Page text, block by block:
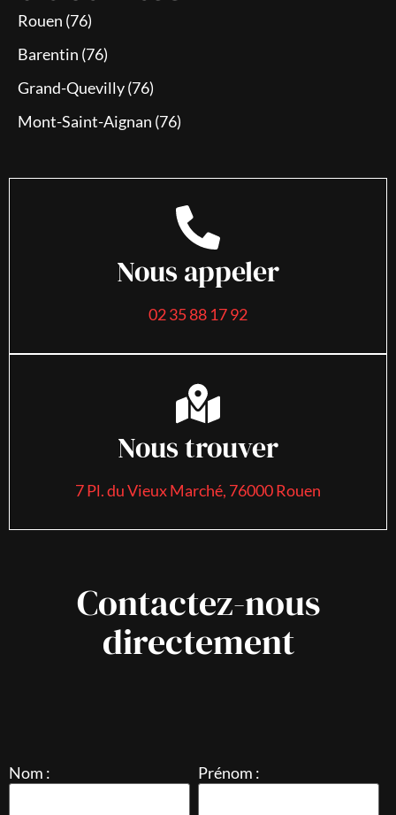
Rouen (76)
Barentin (76)
Grand-Quevilly (76)
Mont-Saint-Aignan (76)
Nous appeler
02 35 88 17 92
Nous trouver
7 Pl. du Vieux Marché, 76000 Rouen
Contactez-nous
directement
Nom : Prénom :